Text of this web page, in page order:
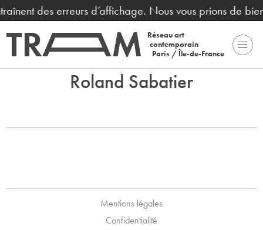
des erreurs d’affichage. Nous vous prions de
Réseau art
contemporain
Paris / Île-de-France
Roland Sabatier
Mentions légales
Confidentialité